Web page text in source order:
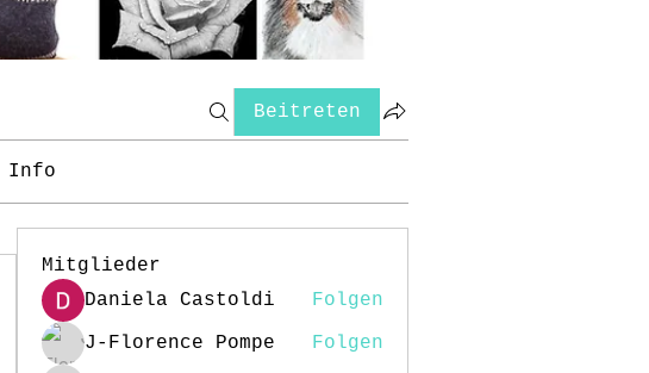
Beitreten
Info
Mitglieder
Daniela Castoldi
Folgen
J-Florence Pompe
Folgen